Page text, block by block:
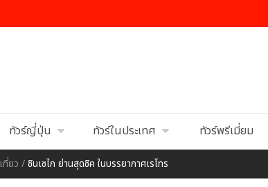
ทัวร์ญี่ปุ่น ทัวร์ในประเทศ ทัวร์พรีเมี่ยม
ที่ยว /ชินเซไก ย่านสุดชิค ในบรรยากาศเรโทร